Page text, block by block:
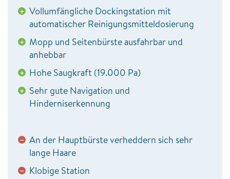
+ Vollumfängliche Dockingstation mit
automatischer Reinigungsmitteldosierung
+ Mopp und Seitenbürste ausfahrbar und
anhebbar
+ Hohe Saugkraft (19.000 Pa)
+ Sehr gute Navigation und
Hinderniserkennung
− An der Hauptbürste verheddern sich sehr
lange Haare
− Klobige Station